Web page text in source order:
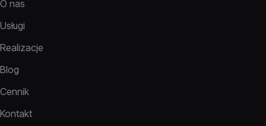
O nas
Usługi
Realizacje
Blog
Cennik
Kontakt